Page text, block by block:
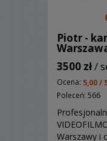
Piotr -
3500 zł/
Ocena: 5,00 /
Poleceń: 566
Warszawy i